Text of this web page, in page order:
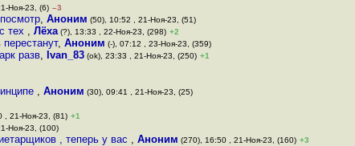
Ноя-23, (6) –3
, Аноним (50), 10:52 , 21-Ноя-23, (51)
тех , Лёха (?), 13:33 , 22-Ноя-23, (298) +2
, Аноним (-), 07:12 , 23-Ноя-23, (359)
разв, Ivan_83 (ok), 23:33 , 21-Ноя-23, (250) +1
, Аноним (30), 09:41 , 21-Ноя-23, (25)
, 21-Ноя-23, (81) +1
Ноя-23, (100)
, теперь у вас , Аноним (270), 16:50 , 21-Ноя-23, (160) +3